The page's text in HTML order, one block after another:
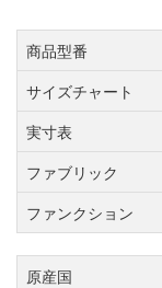
商品型番
サイズチャート
実寸表
ファブリック
ファンクション
原産国